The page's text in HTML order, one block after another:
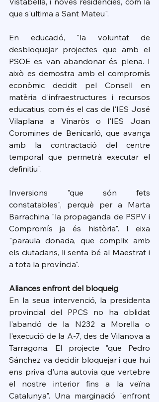
que s'ultima a Sant Mateu".
En educació, "la voluntat de
desbloquejar projectes que amb el
PSOE es van abandonar és plena. I
això es demostra amb el compromís
econòmic decidit pel Consell en
matèria d'infraestructures i recursos
educatius, com és el cas de l'IES José
Vilaplana a Vinaròs o l'IES Joan
Coromines de Benicarló, que avança
amb la contractació del centre
temporal que permetrà executar el
definitiu".
Inversions "que són fets
constatables", perquè per a Marta
Barrachina "la propaganda de PSPV i
Compromís ja és història". I eixa
"paraula donada, que complix amb
els ciutadans, li senta bé al Maestrat i
a tota la província".
Aliances enfront del bloqueig
En la seua intervenció, la presidenta
provincial del PPCS no ha oblidat
l'abandó de la N232 a Morella o
l'execució de la A-7, des de Vilanova a
Tarragona. El projecte "que Pedro
Sánchez va decidir bloquejar i que hui
ens priva d'una autovia que vertebre
el nostre interior fins a la veïna
Catalunya". Una marginació "enfront